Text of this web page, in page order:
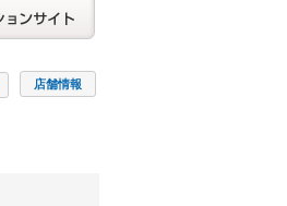
店舗情報